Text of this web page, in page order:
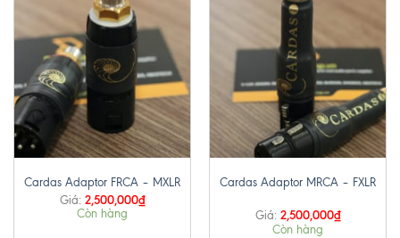
Cardas Adaptor FRCA – MXLR
Giá: 2,500,000₫
Còn hàng
Cardas Adaptor MRCA – FXLR
Giá: 2,500,000₫
Còn hàng